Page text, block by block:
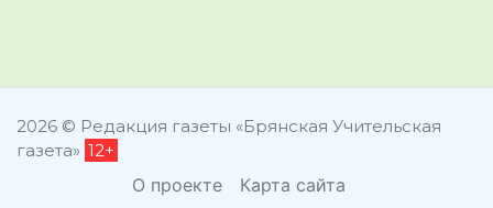
2026 © Редакция газеты «Брянская Учительская
газета» 12+
О проекте Карта сайта